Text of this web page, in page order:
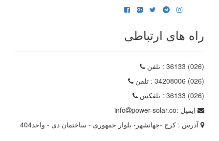
راه های ارتباطی
(026) 36133
: تلفن
(026) 34208006
: تلفن
(026) 36133
: تلفکس
ایمیل :
info
power-solar.co
آدرس : کرج -جهانشهر- بلوار جمهوری - ساختمان دی - واحد404